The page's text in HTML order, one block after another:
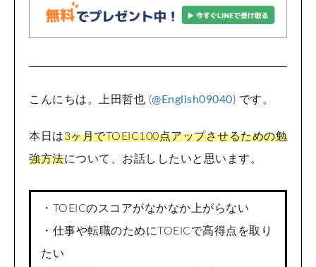
こんにちは。上田哲也 (@English09040) です。
本日は3ヶ月でTOEIC100点アップさせるための勉
強方法について、お話ししたいと思います。
・TOEICのスコアがなかなか上がらない
・仕事や転職のためにTOEICで高得点を取り
たい